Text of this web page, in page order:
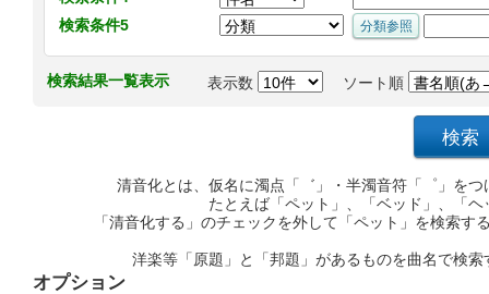
検索条件5
検索結果一覧表示 表示数 ソート順
清音化とは、仮名に濁点「゛」・半濁音符「゜」を
たとえば「ペット」、「ベッド」、「
「清音化する」のチェックを外して「ペット」を検索
洋楽等「原題」と「邦題」があるものを曲名で検
オプション